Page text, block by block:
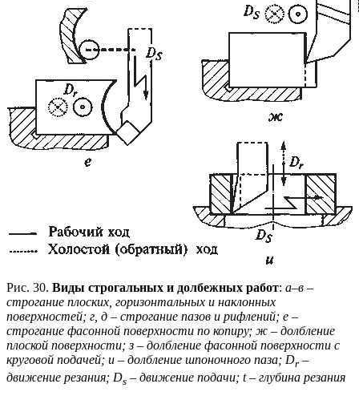
Рис. 30. Виды строгальных и долбежных работ: а–в –
строгание плоских, горизонтальных и наклонных
поверхностей; г, д – строгание пазов и рифлений; е –
строгание фасонной поверхности по копиру; ж – долбление
плоской поверхности; з – долбление фасонной поверхности с
круговой подачей; и – долбление шпоночного паза; Dr –
движение резания; Ds – движение подачи; t – глубина резания